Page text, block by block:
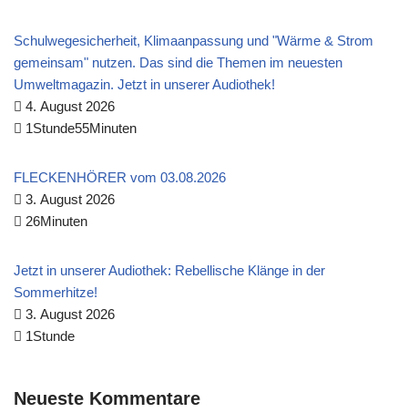
Schulwegesicherheit, Klimaanpassung und "Wärme & Strom
gemeinsam" nutzen. Das sind die Themen im neuesten
Umweltmagazin. Jetzt in unserer Audiothek!
4. August 2026
1Stunde55Minuten
FLECKENHÖRER vom 03.08.2026
3. August 2026
26Minuten
Jetzt in unserer Audiothek: Rebellische Klänge in der
Sommerhitze!
3. August 2026
1Stunde
Neueste Kommentare